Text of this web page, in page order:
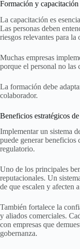
Formación y capacitación
La capacitación es
Las personas deben
riesgos relevantes para la
Muchas empresas
porque el personal no las
La formación debe
colaborador.
Beneficios estratégicos
Implementar un sistema
puede generar
regulatorio.
Uno de los principales
reputacionales. Un
de que escalen y afecten
También fortalece la
y aliados comerciales.
con empresas que
gobernanza.